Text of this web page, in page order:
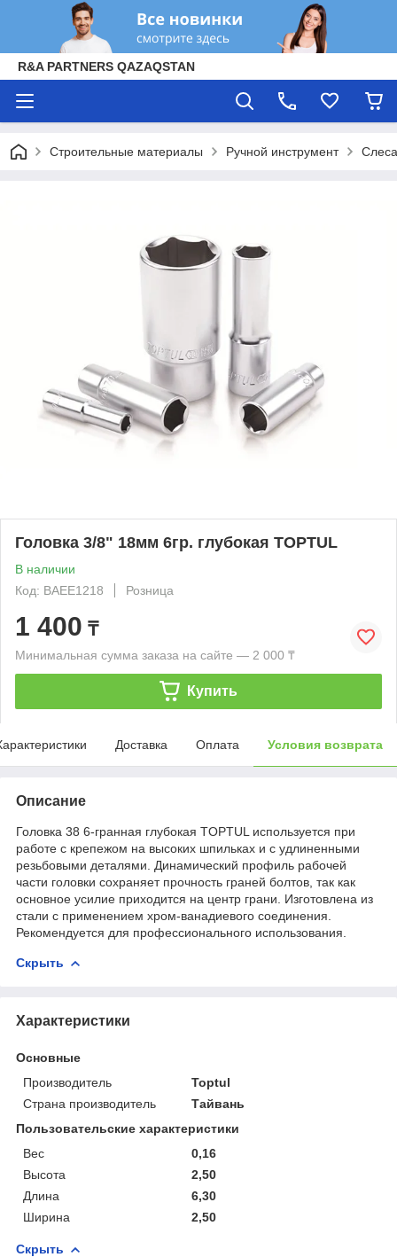
R&A PARTNERS QAZAQSTAN
Строительные материалы Ручной инструмент
Головка 3/8" 18мм 6гр. глубокая TOPTUL
В наличии
Код: BAEE1218
Розница
1 400 ₸
Минимальная сумма заказа на сайте — 2 000 ₸
Купить
Доставка Оплата Условия возврата
Описание
Головка 38 6-гранная глубокая TOPTUL используется при
работе с крепежом на высоких шпильках и с удлиненными
резьбовыми деталями. Динамический профиль рабочей
части головки сохраняет прочность граней болтов, так как
основное усилие приходится на центр грани. Изготовлена из
стали с применением хром-ванадиевого соединения.
Рекомендуется для профессионального использования.
Скрыть
Характеристики
Основные
Производитель
Toptul
Страна производитель
Тайвань
Пользовательские характеристики
Вес
0,16
Высота
2,50
Длина
6,30
Ширина
2,50
Скрыть